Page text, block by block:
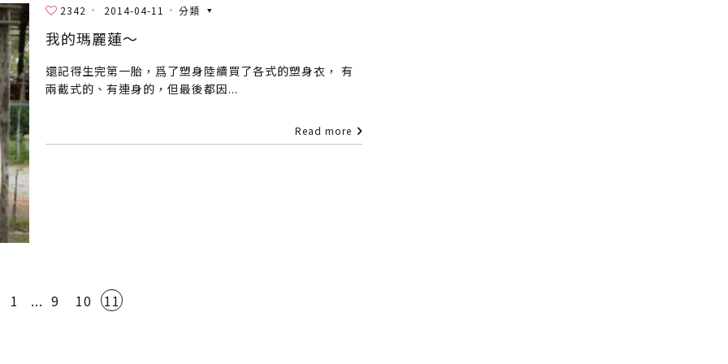
2342 2014-04-11 分類
我的瑪麗蓮～
還記得生完第一胎，爲了塑身陸續買了各式的塑身衣， 有
兩截式的、有連身的，但最後都因...
Read more
1 ... 9 10 11